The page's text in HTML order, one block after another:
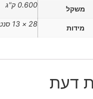
משקל 0.600 ק"ג
מידות 28 × 13 סנטימטרים
דעת